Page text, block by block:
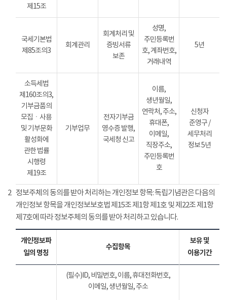
제15조
국세기본법
제85조의3
회계관리
회계처리 및
증빙서류
보존
성명,
주민등록번
호, 계좌번호,
거래내역
5년
소득세법
제160조의3,
기부금품의
모집ㆍ사용
및 기부문화
활성화에
관한 법률
시행령
제19조
기부업무
전자기부금
영수증 발행,
국세청 신고
이름,
생년월일,
연락처, 주소,
휴대폰,
이메일,
직장주소,
주민등록번
호
신청자
준영구 /
세무처리
정보 5년
2 정보주체의 동의를 받아 처리하는 개인정보 항목: 독립기념관은 다음의
개인정보 항목을 개인정보보호법 제15조 제1항 제1호 및 제22조 제1항
제7호에 따라 정보주체의 동의를 받아 처리하고 있습니다.
개인정보파
일의 명칭
수집항목
보유 및
이용기간
(필수)ID, 비밀번호, 이름, 휴대전화번호,
이메일, 생년월일, 주소